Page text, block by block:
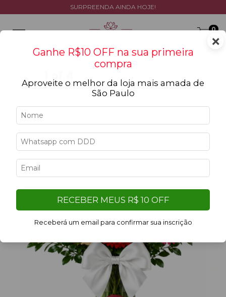
SURPREENDA AINDA HOJE!
0
×
Ganhe R$10 OFF na sua primeira
compra
Aproveite o melhor da loja mais amada de
São Paulo
RECEBER MEUS R$ 10 OFF
Receberá um email para confirmar sua inscrição